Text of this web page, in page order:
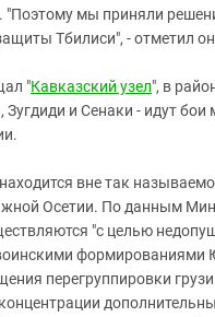
"Поэтому мы приняли
Тбилиси", - отметил
"Кавказский узел", в
Зугдиди и Сенаки - идут
вне так
Осетии. По данным
"с целью
формированиями
перегруппировки